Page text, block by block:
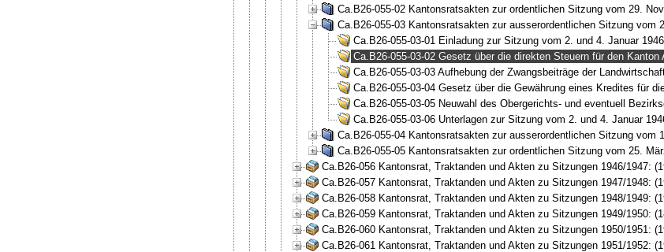
Ca.B26-055-02 Kantonsratsakten zur ordentlichen Sitzung vom 29.
Ca.B26-055-03 Kantonsratsakten zur ausserordentlichen Sitzung vom
Ca.B26-055-03-01 Einladung zur Sitzung vom 2. und 4. Januar
Ca.B26-055-03-02 Gesetz über die direkten Steuern für den
Ca.B26-055-03-03 Aufhebung der Zwangsbeiträge der
Ca.B26-055-03-04 Gesetz über die Gewährung eines Kredites für
Ca.B26-055-03-05 Neuwahl des Obergerichts- und eventuell
Ca.B26-055-03-06 Unterlagen zur Sitzung vom 2. und 4. Januar
Ca.B26-055-04 Kantonsratsakten zur ausserordentlichen Sitzung vom
Ca.B26-055-05 Kantonsratsakten zur ordentlichen Sitzung vom 25.
Ca.B26-056 Kantonsrat, Traktanden und Akten zu Sitzungen 1946/1947:
Ca.B26-057 Kantonsrat, Traktanden und Akten zu Sitzungen 1947/1948:
Ca.B26-058 Kantonsrat, Traktanden und Akten zu Sitzungen 1948/1949:
Ca.B26-059 Kantonsrat, Traktanden und Akten zu Sitzungen 1949/1950:
Ca.B26-060 Kantonsrat, Traktanden und Akten zu Sitzungen 1950/1951:
Ca.B26-061 Kantonsrat, Traktanden und Akten zu Sitzungen 1951/1952: